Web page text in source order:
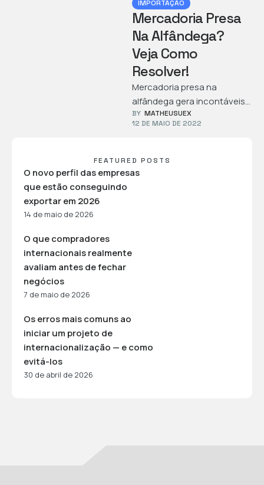
IMPORTAÇÃO
Mercadoria Presa
Na Alfândega?
Veja Como
Resolver!
Mercadoria presa na
alfândega gera incontáveis
prejuízos para quem
comercializa produtos com
BY MATHEUSUEX
12 DE MAIO DE 2022
FEATURED POSTS
O novo perfil das empresas
que estão conseguindo
exportar em 2026
14 de maio de 2026
O que compradores
internacionais realmente
avaliam antes de fechar
negócios
7 de maio de 2026
Os erros mais comuns ao
iniciar um projeto de
internacionalização — e como
evitá-los
30 de abril de 2026